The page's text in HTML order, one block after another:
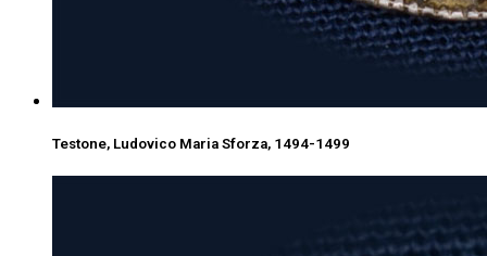
Testone, Ludovico Maria Sforza, 1494-1499